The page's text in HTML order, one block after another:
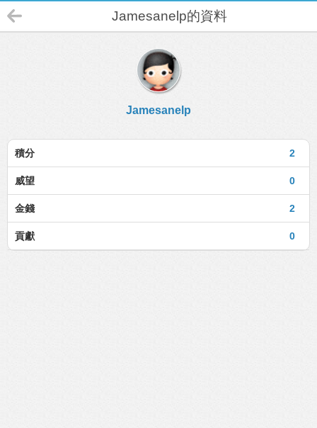
Jamesanelp的資料
Jamesanelp
2
積分
0
威望
2
金錢
0
貢獻